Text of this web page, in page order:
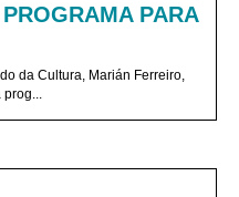
PARA
da Cultura, Marián Ferreiro,